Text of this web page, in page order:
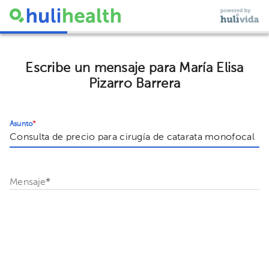
Escribe un mensaje para María Elisa
Pizarro Barrera
Asunto*
Mensaje*